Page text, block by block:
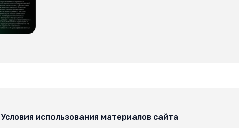
Условия использования материалов сайта